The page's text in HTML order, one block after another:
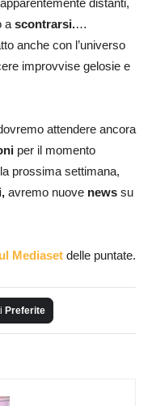
distanti,
a scontrarsi.…
anche con l’universo
improvvise gelosie e
attendere ancora
per il momento
prossima settimana,
avremo nuove news su
Mediaset delle puntate.
Preferite